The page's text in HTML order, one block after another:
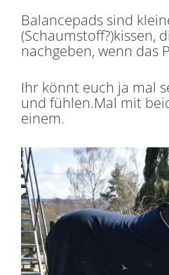
Balancepads sind
(Schaumstoff?)kissen,
nachgeben, wenn das
Ihr könnt euch ja mal
und fühlen.Mal mit
einem.